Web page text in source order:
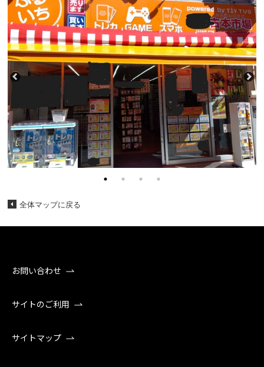
全体マップに戻る
お問い合わせ
サイトのご利用
サイトマップ